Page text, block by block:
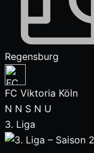
Regensburg
FC Viktoria Köln
N N S N U
3. Liga